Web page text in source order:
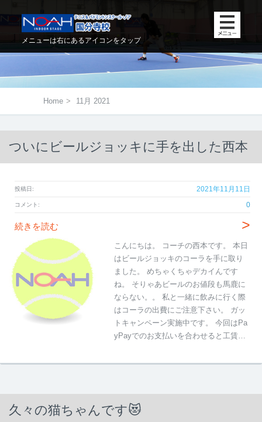
メニューは右にあるアイコンをタップ
Home > 11月 2021
ついにビールジョッキに手を出した西本
投稿日: 2021年11月11日
コメント: 0
続きを読む >
こんにちは。 コーチの西本です。 本日
はビールジョッキのコーラを手に取り
ました。 めちゃくちゃデカイんです
ね。 そりゃあビールのお値段も馬鹿に
ならない。。 私と一緒に飲みに行く際
はコーラの出費にご注意下さい。 ガッ
トキャンペーン実施中です。 今回はPa
yPayでのお支払いを合わせると工賃…
久々の猫ちゃんです😻